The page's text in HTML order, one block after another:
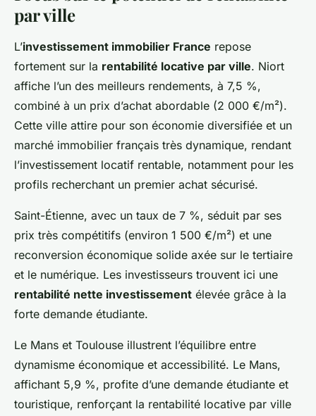
par ville
L’investissement immobilier France repose
fortement sur la rentabilité locative par ville. Niort
affiche l’un des meilleurs rendements, à 7,5 %,
combiné à un prix d’achat abordable (2 000 €/m²).
Cette ville attire pour son économie diversifiée et un
marché immobilier français très dynamique, rendant
l’investissement locatif rentable, notamment pour les
profils recherchant un premier achat sécurisé.
Saint-Étienne, avec un taux de 7 %, séduit par ses
prix très compétitifs (environ 1 500 €/m²) et une
reconversion économique solide axée sur le tertiaire
et le numérique. Les investisseurs trouvent ici une
rentabilité nette investissement élevée grâce à la
forte demande étudiante.
Le Mans et Toulouse illustrent l’équilibre entre
dynamisme économique et accessibilité. Le Mans,
affichant 5,9 %, profite d’une demande étudiante et
touristique, renforçant la rentabilité locative par ville